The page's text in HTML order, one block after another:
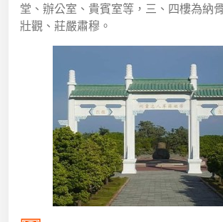
堂、辦公室、貴賓室等，三、四樓為納
壯觀、莊嚴肅穆。